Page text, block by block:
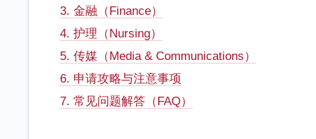
3. 金融（Finance）
4. 护理（Nursing）
5. 传媒（Media & Communications）
6. 申请攻略与注意事项
7. 常见问题解答（FAQ）